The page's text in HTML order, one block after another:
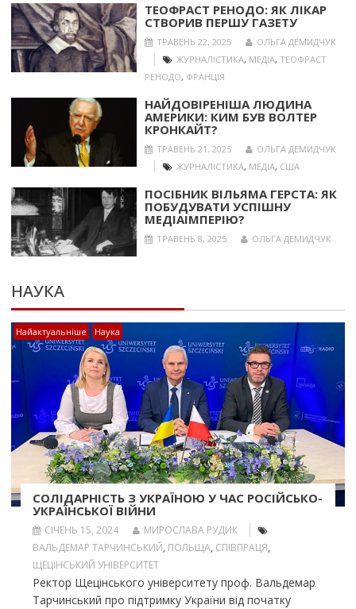
ТЕОФРАСТ РЕНОДО: ЯК ЛІКАР
СТВОРИВ ПЕРШУ ГАЗЕТУ
ТРАВЕНЬ 22, 2025
ОЛЬГА ДЕМИДЧУК
ЖУРНАЛІСТИКА, МЕДІА, ТЕОФРАСТ
РЕНОДО, ФРАНЦІЯ
НАЙДОВІРЕНІША ЛЮДИНА
АМЕРИКИ: КИМ БУВ ВОЛТЕР
КРОНКАЙТ?
ТРАВЕНЬ 21, 2025
ОЛЬГА ДЕМИДЧУК
ЖУРНАЛІСТИКА, МЕДІА, США
ПОСІБНИК ВІЛЬЯМА ГЕРСТА: ЯК
ПОБУДУВАТИ УСПІШНУ
МЕДІАІМПЕРІЮ?
ТРАВЕНЬ 8, 2025 ОЛЬГА ДЕМИДЧУК
НАУКА
Найактуальніше Наука
СОЛІДАРНІСТЬ З УКРАЇНОЮ У ЧАС РОСІЙСЬКО-
УКРАЇНСЬКОЇ ВІЙНИ
СІЧЕНЬ 15, 2024
МИРОСЛАВА РУДИК
ВАЛЬДЕМАР ТАРЧИНСЬКИЙ, ПОЛЬЩА, СПІВПРАЦЯ,
ЩЕЦІНСЬКИЙ УНІВЕРСИТЕТ
Ректор Щецінського університету проф. Вальдемар
Тарчинський про підтримку України від початку